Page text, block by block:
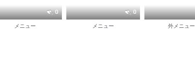
0
メニュー
0
メニュー 外メニュー